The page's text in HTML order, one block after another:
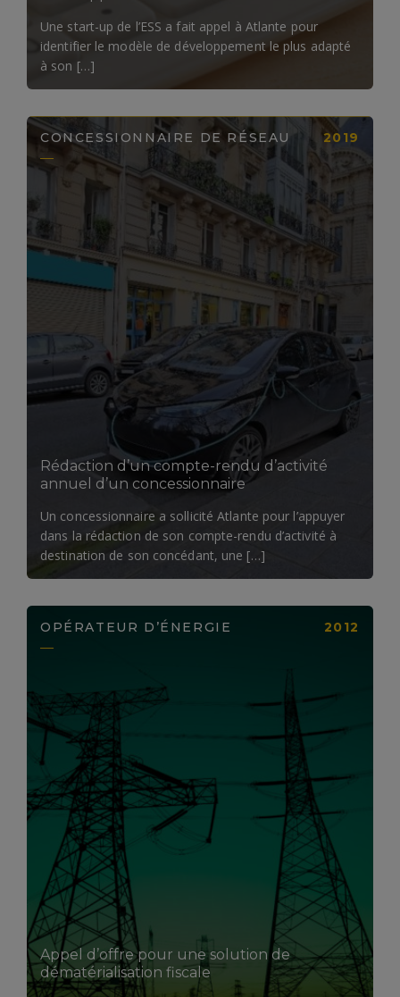
Une start-up de l’ESS a fait appel à Atlante pour
identifier le modèle de développement le plus adapté
à son […]
CONCESSIONNAIRE DE RÉSEAU 2019
Rédaction d’un compte-rendu d’activité
annuel d’un concessionnaire
Un concessionnaire a sollicité Atlante pour l’appuyer
dans la rédaction de son compte-rendu d’activité à
destination de son concédant, une […]
OPÉRATEUR D’ÉNERGIE 2012
Appel d’offre pour une solution de
dématérialisation fiscale
LIRE LA SUITE